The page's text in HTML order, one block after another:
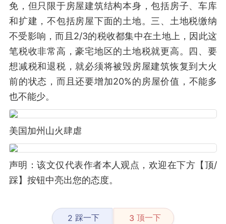
免，但只限于房屋建筑结构本身，包括房子、车库
和扩建，不包括房屋下面的土地。三、土地税缴纳
不受影响，而且2/3的税收都集中在土地上，因此这
笔税收非常高，豪宅地区的土地税就更高。四、要
想减税和退税，就必须将被毁房屋建筑恢复到大火
前的状态，而且还要增加20%的房屋价值，不能多
也不能少。
美国加州山火肆虐
声明：该文仅代表作者本人观点，欢迎在下方【顶/
踩】按钮中亮出您的态度。
2 踩一下 3 顶一下